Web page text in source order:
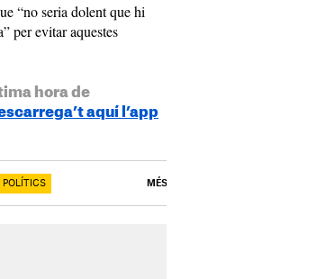
“no seria dolent que hi
per evitar aquestes
hora de
aquí l’app
POLÍTICS MÉS